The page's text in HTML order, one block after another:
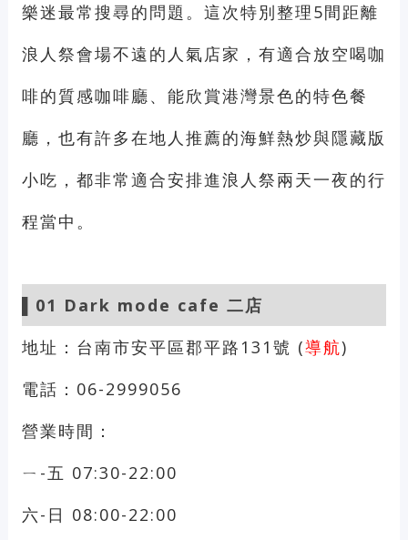
樂迷最常搜尋的問題。這次特別整理5間距離
浪人祭會場不遠的人氣店家，有適合放空喝咖
啡的質感咖啡廳、能欣賞港灣景色的特色餐
廳，也有許多在地人推薦的海鮮熱炒與隱藏版
小吃，都非常適合安排進浪人祭兩天一夜的行
程當中。
▌01 Dark mode cafe 二店
地址：台南市安平區郡平路131號 (導航)
電話：06-2999056
營業時間：
ㄧ-五 07:30-22:00
六-日 08:00-22:00